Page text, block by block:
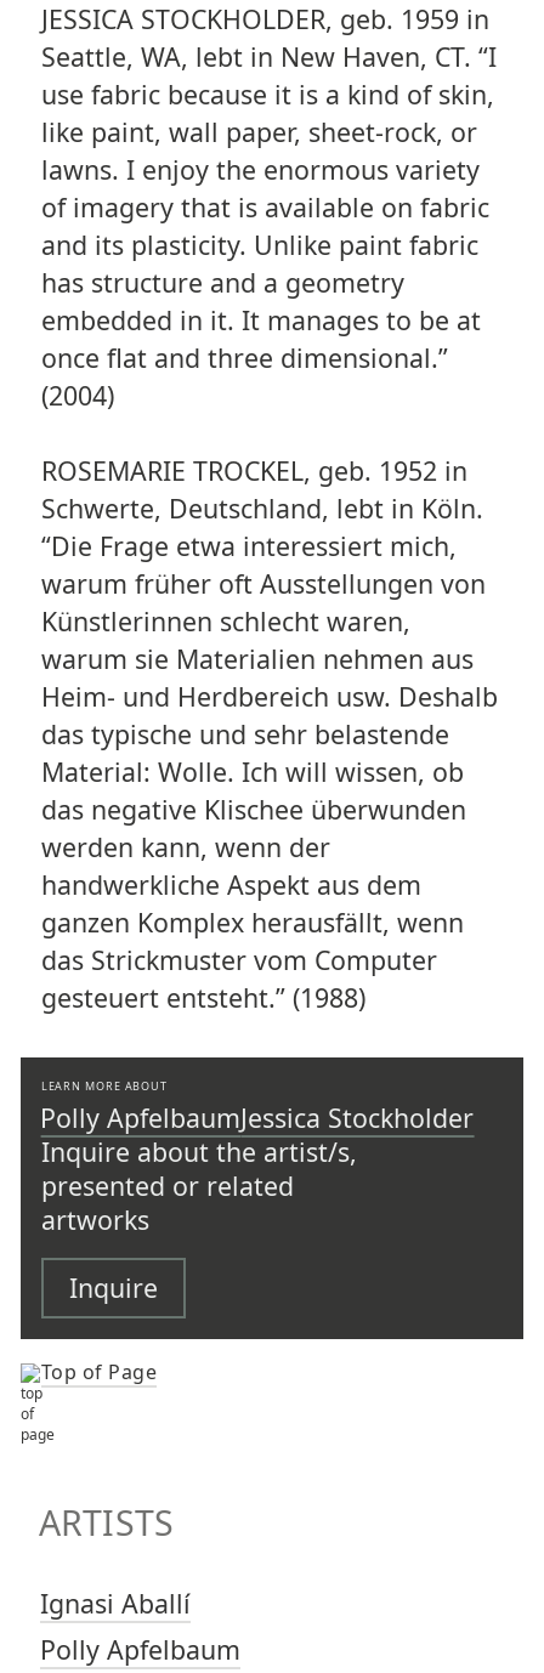
JESSICA STOCKHOLDER, geb. 1959 in
Seattle, WA, lebt in New Haven, CT. “I
use fabric because it is a kind of skin,
like paint, wall paper, sheet-rock, or
lawns. I enjoy the enormous variety
of imagery that is available on fabric
and its plasticity. Unlike paint fabric
has structure and a geometry
embedded in it. It manages to be at
once flat and three dimensional.”
(2004)
ROSEMARIE TROCKEL, geb. 1952 in
Schwerte, Deutschland, lebt in Köln.
“Die Frage etwa interessiert mich,
warum früher oft Ausstellungen von
Künstlerinnen schlecht waren,
warum sie Materialien nehmen aus
Heim- und Herdbereich usw. Deshalb
das typische und sehr belastende
Material: Wolle. Ich will wissen, ob
das negative Klischee überwunden
werden kann, wenn der
handwerkliche Aspekt aus dem
ganzen Komplex herausfällt, wenn
das Strickmuster vom Computer
gesteuert entsteht.” (1988)
LEARN MORE ABOUT
Polly ApfelbaumJessica Stockholder
Inquire about the artist/s,
presented or related
artworks
Inquire
Top of Page
ARTISTS
Ignasi Aballí
Polly Apfelbaum